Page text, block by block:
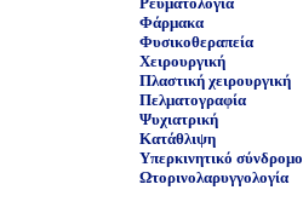
Φάρμακα
Φυσικοθεραπεία
Χειρουργική
Πλαστική χειρουργική
Πελματογραφία
Ψυχιατρική
Κατάθλιψη
Υπερκινητικό σύνδρομο
Ωτορινολαρυγγολογία